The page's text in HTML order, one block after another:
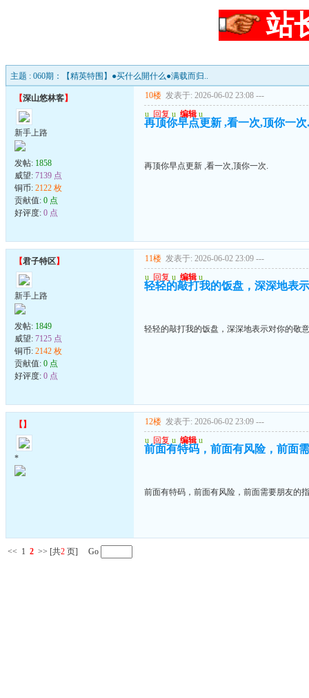
站
主题 : 060期：【精英特围】●买什么開什么●满载而归..
【深山悠林客】
新手上路
发帖: 1858
威望: 7139 点
铜币: 2122 枚
贡献值: 0 点
好评度: 0 点
10楼 发表于: 2026-06-02 23:08 ---
u 回复 u 编辑 u
再顶你早点更新 ,看一次,顶你一次.
再顶你早点更新 ,看一次,顶你一次.
【君子特区】
新手上路
发帖: 1849
威望: 7125 点
铜币: 2142 枚
贡献值: 0 点
好评度: 0 点
11楼 发表于: 2026-06-02 23:09 ---
u 回复 u 编辑 u
轻轻的敲打我的饭盘，深深地表
轻轻的敲打我的饭盘，深深地表示对你的敬
【 】
*
12楼 发表于: 2026-06-02 23:09 ---
u 回复 u 编辑 u
前面有特码，前面有风险，前面
前面有特码，前面有风险，前面需要朋友的
<< 1 2 >> [共2 页] Go